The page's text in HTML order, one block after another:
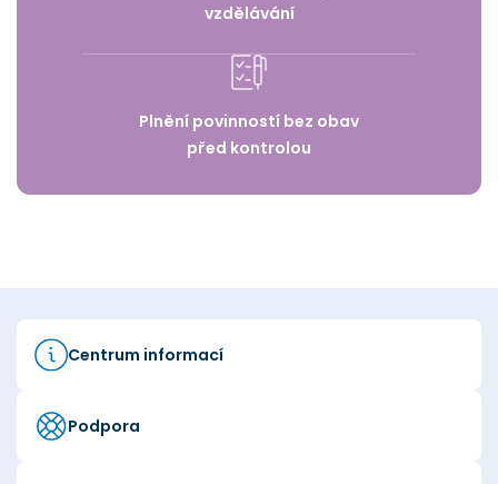
vzdělávání
Plnění povinností bez obav
před kontrolou
Centrum informací
Podpora